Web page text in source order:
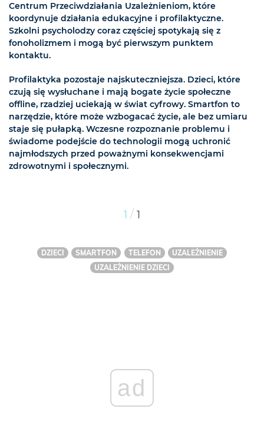
Centrum Przeciwdziałania Uzależnieniom, które
koordynuje działania edukacyjne i profilaktyczne.
Szkolni psycholodzy coraz częściej spotykają się z
fonoholizmem i mogą być pierwszym punktem
kontaktu.
Profilaktyka pozostaje najskuteczniejsza. Dzieci, które
czują się wysłuchane i mają bogate życie społeczne
offline, rzadziej uciekają w świat cyfrowy. Smartfon to
narzędzie, które może wzbogacać życie, ale bez umiaru
staje się pułapką. Wczesne rozpoznanie problemu i
świadome podejście do technologii mogą uchronić
najmłodszych przed poważnymi konsekwencjami
zdrowotnymi i społecznymi.
1 / 1
DZIECI SMARTFON TELEFON
UZALEŻNIENIE
UZALEŻNIENIE DZIECI
ad